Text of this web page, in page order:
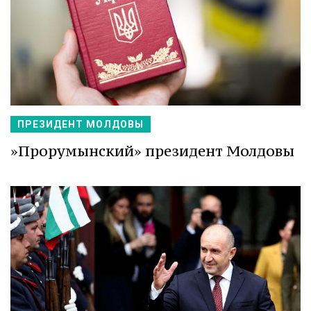
ПРЕЗИДЕНТ МОЛДОВЫ
»Прорумынский» президент Молдовы